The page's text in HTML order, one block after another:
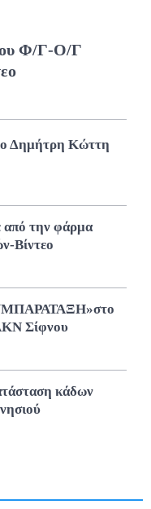
Φ/Γ-Ο/Γ
Δημήτρη Κώττη
από την φάρμα
Βίντεο
Σίφνου
κάδων